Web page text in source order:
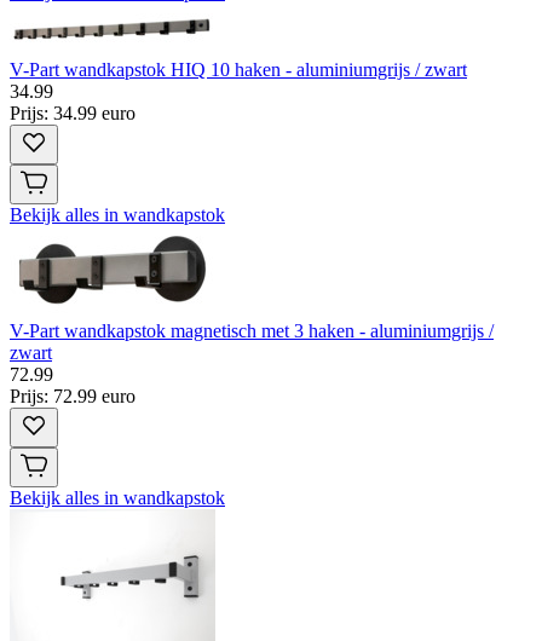
V-Part wandkapstok HIQ 10 haken - aluminiumgrijs / zwart
34.99
Prijs: 34.99 euro
Bekijk alles in wandkapstok
V-Part wandkapstok magnetisch met 3 haken - aluminiumgrijs /
zwart
72.99
Prijs: 72.99 euro
Bekijk alles in wandkapstok